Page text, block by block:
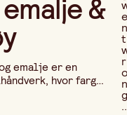
&
emalje er en
hvor farge
og
e
n
t
r
n
g
..